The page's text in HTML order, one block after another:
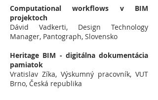
Computational workflows v BIM
projektoch
Dávid Vadkerti, Design Technology
Manager, Pantograph, Slovensko
Heritage BIM - digitálna dokumentácia
pamiatok
Vratislav Zíka, Výskumný pracovník, VUT
Brno, Česká republika